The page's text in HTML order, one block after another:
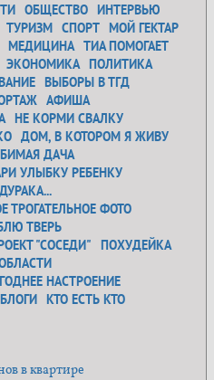
ОБЩЕСТВО ИНТЕРВЬЮ
ТУРИЗМ СПОРТ МОЙ ГЕКТАР
МЕДИЦИНА ТИА ПОМОГАЕТ
ЭКОНОМИКА ПОЛИТИКА
ВЫБОРЫ В ТГД
АФИША
НЕ КОРМИ СВАЛКУ
ДОМ, В КОТОРОМ Я ЖИВУ
ДАЧА
УЛЫБКУ РЕБЕНКУ
ТРОГАТЕЛЬНОЕ ФОТО
ТВЕРЬ
"СОСЕДИ"
ПОХУДЕЙКА
НАСТРОЕНИЕ
БЛОГИ КТО ЕСТЬ КТО
в квартире